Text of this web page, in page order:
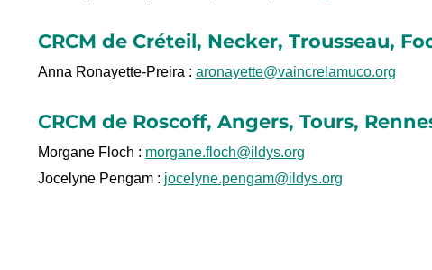
CRCM de Créteil, Necker, Trousseau,
Anna Ronayette-Preira : aronayette@vaincrelamuco.org
CRCM de Roscoff, Angers, Tours,
Morgane Floch : morgane.floch@ildys.org
Jocelyne Pengam : jocelyne.pengam@ildys.org